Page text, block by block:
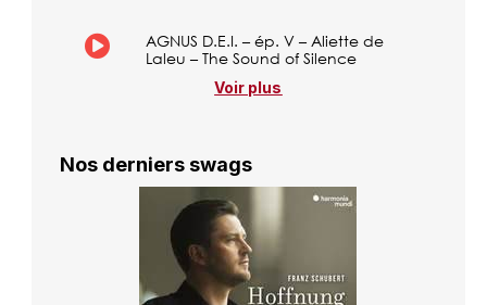
AGNUS D.E.I. – ép. V – Aliette de
Laleu – The Sound of Silence
Voir plus
Nos derniers swags